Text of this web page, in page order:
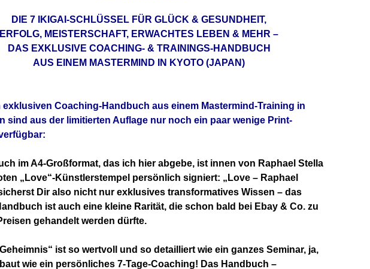
DIE 7 IKIGAI-SCHLÜSSEL FÜR GLÜCK & GESUNDHEIT,
ERFOLG, MEISTERSCHAFT, ERWACHTES LEBEN & MEHR –
DAS EXKLUSIVE COACHING- & TRAININGS-HANDBUCH
AUS EINEM MASTERMIND IN KYOTO (JAPAN)
exklusiven Coaching-Handbuch aus einem Mastermind-Training in
sind aus der limitierten Auflage nur noch ein paar wenige Print-
im A4-Großformat, das ich hier abgebe, ist innen von Raphael Stella
„Love“-Künstlerstempel persönlich signiert: „Love – Raphael
Dir also nicht nur exklusives transformatives Wissen – das
ist auch eine kleine Rarität, die schon bald bei Ebay & Co. zu
gehandelt werden dürfte.
ist so wertvoll und so detailliert wie ein ganzes Seminar, ja,
wie ein persönliches 7-Tage-Coaching! Das Handbuch –